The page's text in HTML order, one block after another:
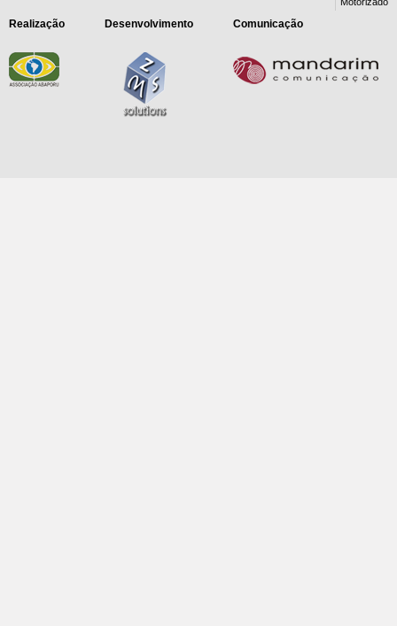
Realização Desenvolvimento Comunicação